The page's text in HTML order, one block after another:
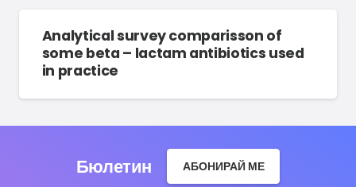
Analytical survey comparisson of
some beta – lactam antibiotics used
in practice
Бюлетин АБОНИРАЙ МЕ